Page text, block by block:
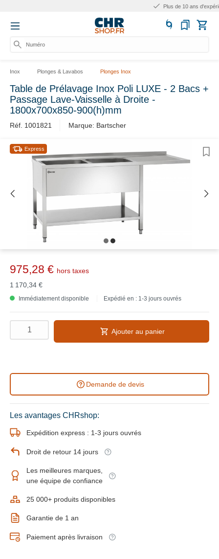
Numéro d'
Inox Plonges & Lavabos Plonges Inox
Table de Prélavage Inox Poli LUXE - 2 Bacs +
Passage Lave-Vaisselle à Droite -
1800x700x850-900(h)mm
Réf. 1001821 Marque: Bartscher
Express
975,28 € hors taxes
1 170,34 €
Immédiatement disponible Expédié en : 1-3 jours ouvrés
Ajouter au panier
Demande de devis
Les avantages CHRshop:
Expédition express : 1-3 jours ouvrés
Droit de retour 14 jours
Les meilleures marques,
une équipe de confiance
25 000+ produits disponibles
Garantie de 1 an
Paiement après livraison